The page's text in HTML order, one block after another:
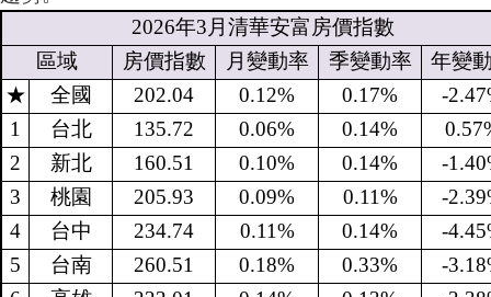
2026年3 月清華安富房價指數
區域
房價指數 月變動率 季變動率
年變
★
全國 202.04 0.12% 0.17%
-
1
台北 135.72 0.06% 0.14%
2
新北 160.51 0.10% 0.14%
-
3
桃園 205.93 0.09% 0.11%
-
4
台中 234.74 0.11% 0.14%
-
5
台南 260.51 0.18% 0.33%
-